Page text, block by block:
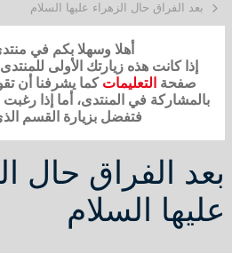
بعد الفراق حال الزهراء عليها السلام
أهلا وسهلا بكم في
إذا كانت هذه زيارتك الأولى
صفحة التعليمات كما يشرفنا أن
بالمشاركة في المنتدى، أما إذا رغبت
فتفضل بزيارة القسم
بعد الفراق حال
عليها السلام